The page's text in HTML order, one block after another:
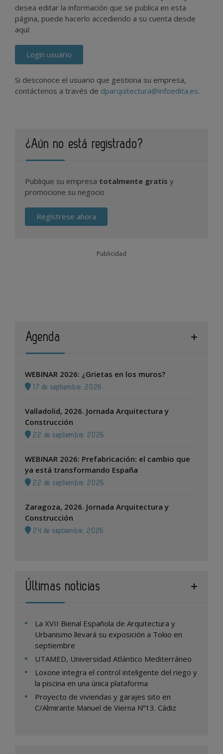
desea editar la información que se publica en esta
página, puede hacerlo accediendo a su cuenta desde
aquí:
Login usuario
Si desconoce el usuario que gestiona su empresa,
contáctenos a través de dparquitectura@infoedita.es.
¿Aún no está registrado?
Publique su empresa totalmente gratis y
promocione su negocio
Regístrese ahora
Publicidad
Agenda
WEBINAR 2026: ¿Grietas en los muros?
17 de septiembre, 2026
Valladolid, 2026. Jornada Arquitectura y
Construcción
22 de septiembre, 2026
WEBINAR 2026: Prefabricación: el cambio que
ya está transformando España
22 de septiembre, 2026
Zaragoza, 2026. Jornada Arquitectura y
Construcción
24 de septiembre, 2026
Últimas noticias
La XVII Bienal Española de Arquitectura y
Urbanismo llevará su exposición a Tokio en
septiembre
UTAMED, Universidad Atlántico Mediterráneo
Loxone integra el control inteligente del riego y
la piscina en una única plataforma
Proyecto de viviendas y garajes sito en
C/Almirante Manuel de Vierna Nº13. Cádiz